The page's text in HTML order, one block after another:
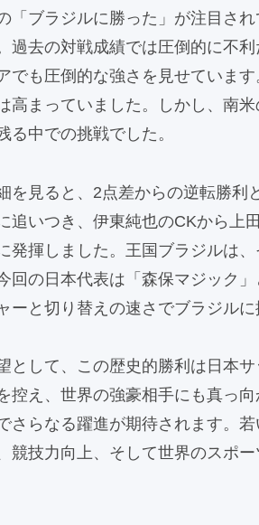
「ブラジルに勝った」が注目さ
過去の対戦成績では圧倒的に不
でも圧倒的な強さを見せていま
高まっていました。しかし、南
る中での挑戦でした。
を見ると、2点差からの逆転勝利
追いつき、伊東純也のCKから上
発揮しました。王国ブラジルは
回の日本代表は「森保マジック
ーと切り替えの速さでブラジルに
として、この歴史的勝利は日本
控え、世界の強豪相手にも真っ
さらなる躍進が期待されます。
競技力向上、そして世界のスポ